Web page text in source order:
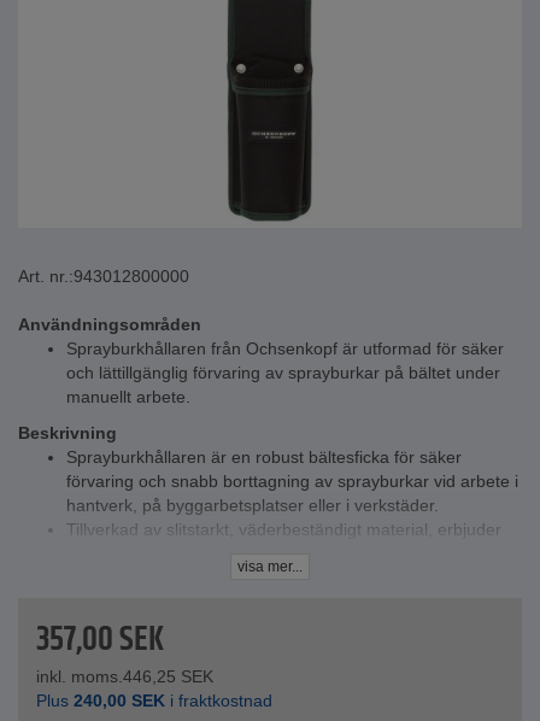
Art. nr.:943012800000
Användningsområden
Sprayburkhållaren från Ochsenkopf är utformad för säker
och lättillgänglig förvaring av sprayburkar på bältet under
manuellt arbete.
Beskrivning
Sprayburkhållaren är en robust bältesficka för säker
förvaring och snabb borttagning av sprayburkar vid arbete i
hantverk, på byggarbetsplatser eller i verkstäder.
Tillverkad av slitstarkt, väderbeständigt material, erbjuder
Hållaren kan enkelt fästas på bältet och ger mer effektivitet
Tekniska data
Höjd - 275 mm
Längd - 80 mm
visa mer...
357,00SEK
inkl. moms.446,25 SEK
Plus 240,00 SEK i fraktkostnad